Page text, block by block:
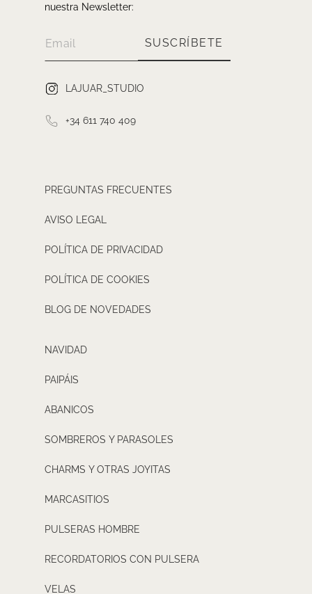
nuestra Newsletter:
SUSCRÍBETE
LAJUAR_STUDIO
+34 611 740 409
PREGUNTAS FRECUENTES
AVISO LEGAL
POLÍTICA DE PRIVACIDAD
POLÍTICA DE COOKIES
BLOG DE NOVEDADES
NAVIDAD
PAIPÁIS
ABANICOS
SOMBREROS Y PARASOLES
CHARMS Y OTRAS JOYITAS
MARCASITIOS
PULSERAS HOMBRE
RECORDATORIOS CON PULSERA
VELAS